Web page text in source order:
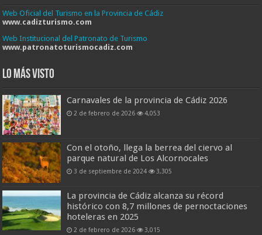
Web Oficial del Turismo en la Provincia de Cádiz
www.cadizturismo.com
Web Institucional del Patronato de Turismo
www.patronatoturismocadiz.com
Lo más visto
Carnavales de la provincia de Cádiz 2026
2 de febrero de 2026 4,053
Con el otoño, llega la berrea del ciervo al
parque natural de Los Alcornocales
3 de septiembre de 2024 3,305
La provincia de Cádiz alcanza su récord
histórico con 8,7 millones de pernoctaciones
hoteleras en 2025
2 de febrero de 2026 3,015